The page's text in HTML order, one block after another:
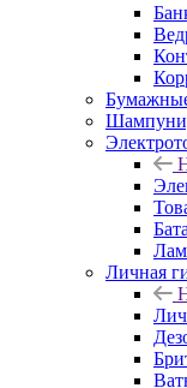
Шампуни,
Личная